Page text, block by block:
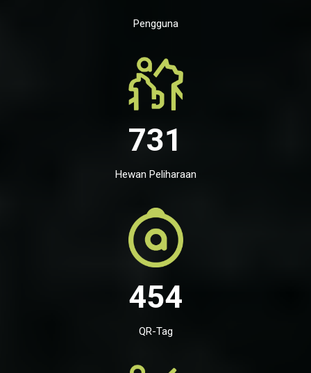
Pengguna
731
Hewan Peliharaan
454
QR-Tag